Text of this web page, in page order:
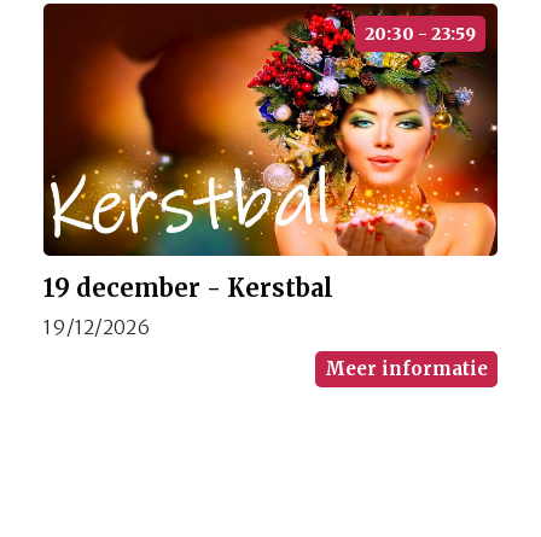
19 december - Kerstbal
19/12/2026
20:30 - 23:59
Meer informatie